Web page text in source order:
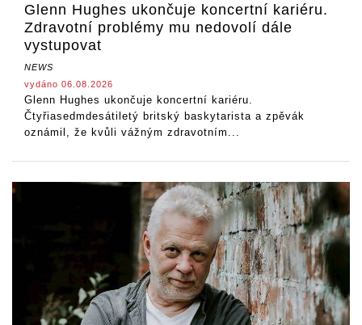
Glenn Hughes ukončuje koncertní kariéru.
Zdravotní problémy mu nedovolí dále
vystupovat
NEWS
vydáno 06.08.2026
Glenn Hughes ukončuje koncertní kariéru.
Čtyřiasedmdesátiletý britský baskytarista a zpěvák
oznámil, že kvůli vážným zdravotním...